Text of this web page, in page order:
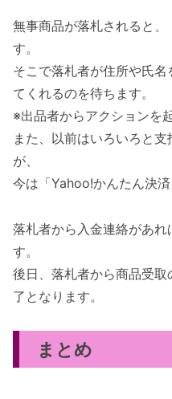
無事商品が落札されると、
す。
そこで落札者が住所や氏
てくれるのを待ちます。
※出品者からアクションを
また、以前はいろいろと
が、
今は「Yahoo!かんたん決済
落札者から入金連絡があれ
す。
後日、落札者から商品受
了となります。
まとめ